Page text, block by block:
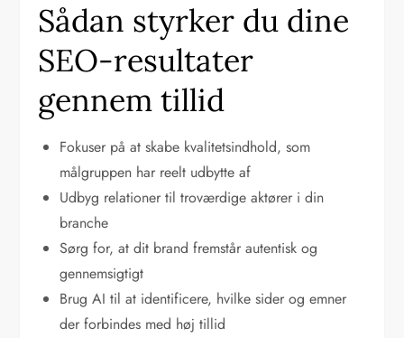
Sådan styrker du dine
SEO-resultater
gennem tillid
Fokuser på at skabe kvalitetsindhold, som
målgruppen har reelt udbytte af
Udbyg relationer til troværdige aktører i din
branche
Sørg for, at dit brand fremstår autentisk og
gennemsigtigt
Brug AI til at identificere, hvilke sider og emner
der forbindes med høj tillid